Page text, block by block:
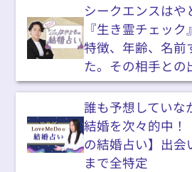
シークエンスはや
『生き霊チェッ
特徴、年齢、名前
た。その相手との
誰も予想していな
結婚を次々的中！
の結婚占い】出会
まで全特定